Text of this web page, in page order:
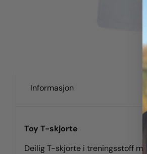
Informasjon
Toy T-skjorte
Deilig T-skjorte i treningsstoff